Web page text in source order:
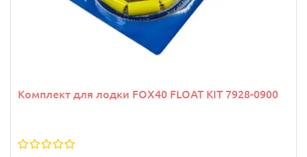
Комплект для лодки FOX40 FLOAT KIT 7928-0900